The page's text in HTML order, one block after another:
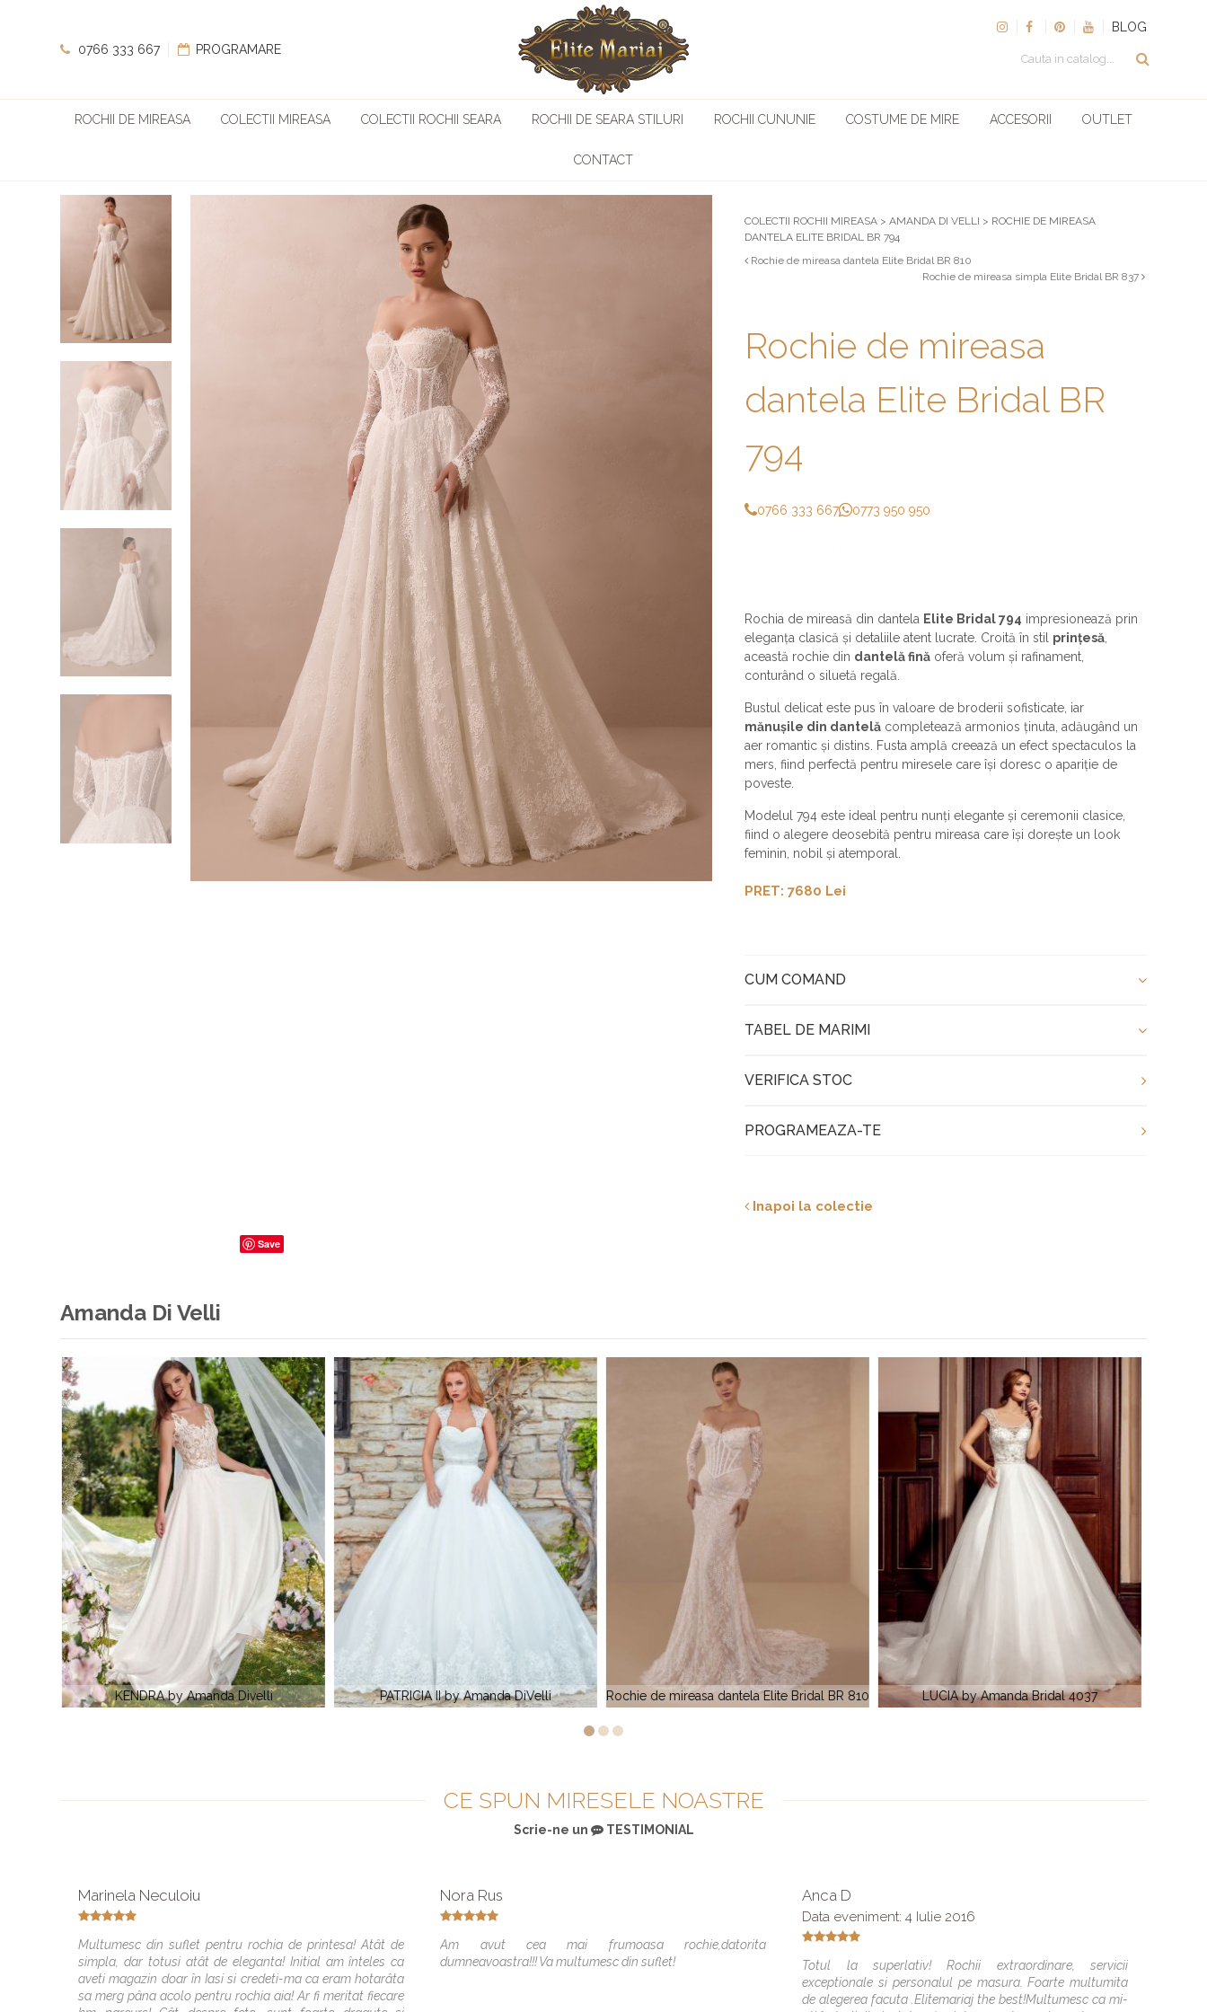
0766 333 667 PROGRAMARE
BLOG
ROCHII DE MIREASA COLECTII MIREASA COLECTII ROCHII SEARA ROCHII DE SEARA STILURI ROCHII CUNUNIE COSTUME DE MIRE ACCESORII OUTLET
CONTACT
COLECTII ROCHII MIREASA >AMANDA DI VELLI > ROCHIE DE MIREASA
DANTELA ELITE BRIDAL BR 794
Rochie de mireasa dantela Elite Bridal BR 810
Rochie de mireasa simpla Elite Bridal BR 837
Rochie de mireasa
dantela Elite Bridal BR
794
0766 333 667 0773 950 950
Rochia de mireasă din dantela Elite Bridal 794 impresionează prin
eleganța clasică și detaliile atent lucrate. Croită în stil prințesă
această rochie din dantelă fină oferă volum și rafinament,
conturând o siluetă regală.
Bustul delicat este pus în valoare de broderii sofisticate, iar
mănușile din dantelă completează armonios ținuta, adăugând un
aer romantic și distins. Fusta amplă creează un efect spectaculos la
mers, fiind perfectă pentru miresele care își doresc o apariție de
poveste.
Modelul 794 este ideal pentru nunți elegante și ceremonii clasice,
fiind o alegere deosebită pentru mireasa care își dorește un look
feminin, nobil și atemporal.
PRET: 7680 Lei
CUM COMAND
TABEL DE MARIMI
VERIFICA STOC
PROGRAMEAZA-TE
Inapoi la colectie
Save
Amanda Di Velli
PATRICIA II by Amanda DiVelli Rochie de mireasa dantela Elite Bridal BR 810 LUCIA by Amanda Bridal 4037 RUBIN by Amanda Di Velli H2007
CE SPUN MIRESELE NOASTRE
Scrie-ne un TESTIMONIAL
Marinela Neculoiu
Multumesc din suflet pentru rochia de printesa! Atât de
simpla, dar totusi atât de eleganta! Initial am înteles ca
aveti magazin doar în Iasi si credeti-ma ca eram hotarâta
sa merg pâna acolo pentru rochia aia! Ar fi meritat fiecare
Nora Rus
Am avut cea mai frumoasa rochie,datorita
dumneavoastra!!! Va multumesc din suflet!
Anca D
Data eveniment: 4 Iulie 2016
Totul la superlativ! Rochii extraordinare, servicii
exceptionale si personalul pe masura. Foarte multumita
de alegerea facuta .Elitemariaj the best!Multumesc ca mi-